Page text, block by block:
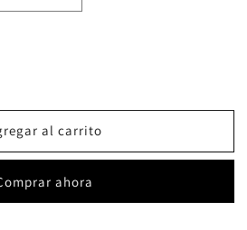
al carrito
ahora